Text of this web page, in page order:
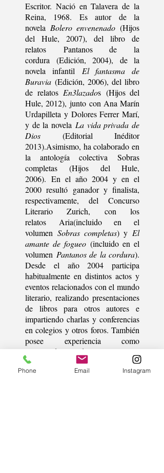
Escritor. Nació en Talavera de la
Reina, 1968. Es autor de la
novela Bolero envenenado (Hijos
del Hule, 2007), del libro de
relatos Pantanos de la
cordura (Edición, 2004), de la
novela infantil El fantasma de
Buravia (Edición, 2006), del libro
de relatos En3lazados (Hijos del
Hule, 2012), junto con Ana Marín
Urdapilleta y Dolores Ferrer Marí,
y de la novela La vida privada de
Dios (Editorial Inéditor
2013).Asimismo, ha colaborado en
la antología colectiva Sobras
completas (Hijos del Hule,
2006). En el año 2004 y en el
2000 resultó ganador y finalista,
respectivamente, del Concurso
Literario Zurich, con los
relatos Aria(incluido en el
volumen Sobras completas) y El
amante de fogueo (incluido en el
volumen Pantanos de la cordura).
Desde el año 2004 participa
habitualmente en distintos actos y
eventos relacionados con el mundo
literario, realizando presentaciones
de libros para otros autores e
impartiendo charlas y conferencias
en colegios y otros foros. También
posee experiencia como
organizador de certámenes
literarios y como miembro del
jurado de los mismos. Además de
Phone Email Instagram